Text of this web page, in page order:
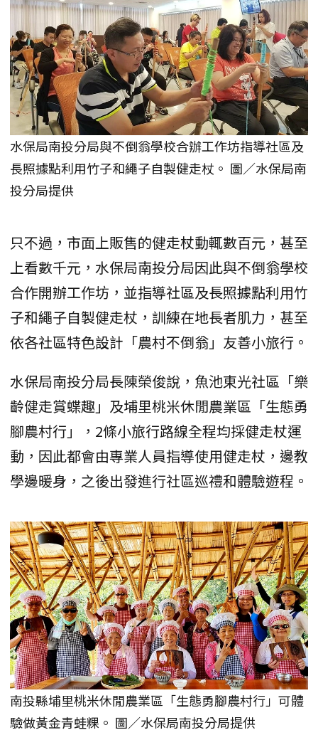
水保局南投分局與不倒翁學校合辦工作坊指導社區及
長照據點利用竹子和繩子自製健走杖。 圖／水保局南
投分局提供
只不過，市面上販售的健走杖動輒數百元，甚至
上看數千元，水保局南投分局因此與不倒翁學校
合作開辦工作坊，並指導社區及長照據點利用竹
子和繩子自製健走杖，訓練在地長者肌力，甚至
依各社區特色設計「農村不倒翁」友善小旅行。
水保局南投分局長陳榮俊說，魚池東光社區「樂
齡健走賞蝶趣」及埔里桃米休閒農業區「生態勇
腳農村行」，2條小旅行路線全程均採健走杖運
動，因此都會由專業人員指導使用健走杖，邊教
學邊暖身，之後出發進行社區巡禮和體驗遊程。
南投縣埔里桃米休閒農業區「生態勇腳農村行」可體
驗做黃金青蛙粿。 圖／水保局南投分局提供